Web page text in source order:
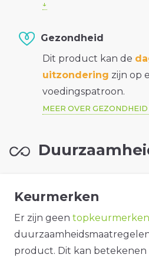
Gezondheid
Dit product kan de
uitzondering zijn op
voedingspatroon.
MEER OVER
Keurmerken
Er zijn geen topkeurmerken
product. Dit kan betekenen